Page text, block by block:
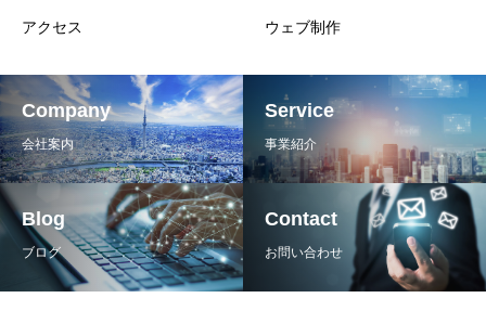
アクセス ウェブ制作
Company
会社案内
Service
事業紹介
Blog
ブログ
Contact
お問い合わせ